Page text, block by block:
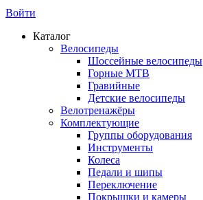
Войти
Каталог
Велосипеды
Шоссейные велосипеды
Горные МTB
Гравийные
Детские велосипеды
Велотренажёры
Комплектующие
Группы оборудования
Инструменты
Колеса
Педали и шипы
Переключение
Покрышки и камеры